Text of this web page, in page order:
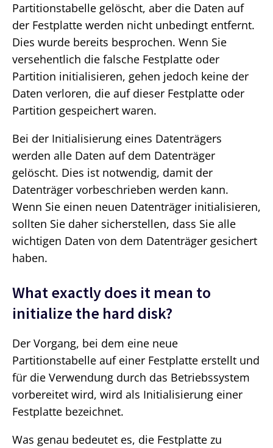
Partitionstabelle gelöscht, aber die Daten auf
der Festplatte werden nicht unbedingt entfernt.
Dies wurde bereits besprochen. Wenn Sie
versehentlich die falsche Festplatte oder
Partition initialisieren, gehen jedoch keine der
Daten verloren, die auf dieser Festplatte oder
Partition gespeichert waren.
Bei der Initialisierung eines Datenträgers
werden alle Daten auf dem Datenträger
gelöscht. Dies ist notwendig, damit der
Datenträger vorbeschrieben werden kann.
Wenn Sie einen neuen Datenträger initialisieren,
sollten Sie daher sicherstellen, dass Sie alle
wichtigen Daten von dem Datenträger gesichert
haben.
What exactly does it mean to
initialize the hard disk?
Der Vorgang, bei dem eine neue
Partitionstabelle auf einer Festplatte erstellt und
für die Verwendung durch das Betriebssystem
vorbereitet wird, wird als Initialisierung einer
Festplatte bezeichnet.
Was genau bedeutet es, die Festplatte zu